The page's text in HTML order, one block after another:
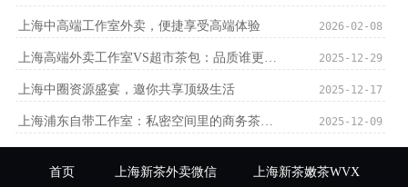
上海中高端工作室外卖，便捷享受高端体验 2026-02-08
上海高端外卖工作室VS超市茶包：品质谁更优？ 2025-12-29
上海中圈资源盛宴，邀你共享顶级生活 2025-12-17
上海浦东自带工作室：私密空间里的商务茶叙，效率与优雅并存 2025-12-09
首页 上海新茶外卖微信 上海新茶嫩茶WVX